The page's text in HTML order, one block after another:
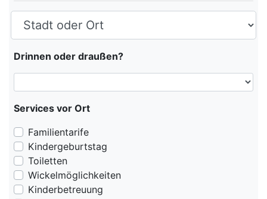
Drinnen oder draußen?
Services vor Ort
Familientarife
Kindergeburtstag
Toiletten
Wickelmöglichkeiten
Kinderbetreuung